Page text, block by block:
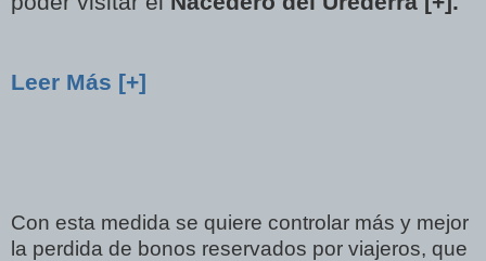
Leer Más [+]
Con esta medida se quiere controlar más y mejor
la perdida de bonos reservados por viajeros, que